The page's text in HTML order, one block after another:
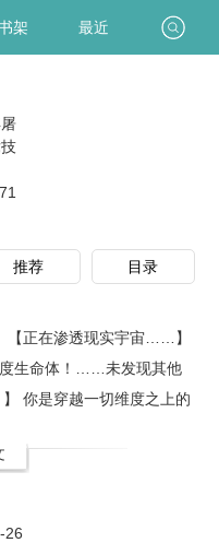
架 最近
推荐 目录
正在渗透现实宇宙……】
生命体！……未发现其他
你是穿越一切维度之上的
26